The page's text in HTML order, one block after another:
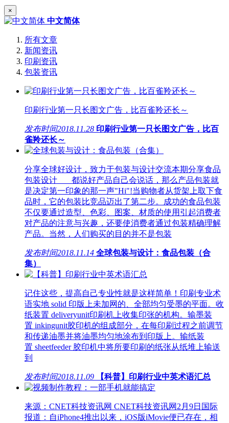
×
中文简体
所有文章
新闻资讯
印刷资讯
包装资讯
印刷行业第一只长图文广告，比百雀羚还长～
发布时间2018.11.28 印刷行业第一只长图文广告，比百
雀羚还长～
分享全球好设计，致力于包装与设计交流本期分享食品
包装设计 都说好产品自己会说话，那么产品包装就
是决定第一印象的那一声"Hi"!当购物者从货架上取下食
品时，它的包装比竞品迈出了第二步。成功的食品包装
不仅要通过造型、色彩、图案、材质的使用引起消费者
对产品的注意与兴趣，还要使消费者通过包装精确理解
产品。当然，人们购买的目的并不是包装
发布时间2018.11.14 全球包装与设计：食品包装（合
集）
记住这些，提高自己专业性就是这样简单！印刷专业术
语实地 solid 印版上未加网的、全部均匀受墨的平面。收
纸装置 deliveryunit印刷机上收集印张的机构。输墨装
置 inkingunit胶印机的组成部分，在每印刷过程之前调节
和传递油墨并将油墨均匀地涂布到印版上。输纸装
置 sheetfeeder 胶印机中将所要印刷的纸张从纸堆上输送
到
发布时间2018.11.09 【科普】印刷行业中英术语汇总
来源：CNET科技资讯网 CNET科技资讯网2月9日国际
报道：自iPhone4推出以来，iOS版iMovie便已存在，相